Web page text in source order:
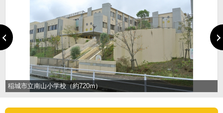
稲城市立南山小学校（約720m）